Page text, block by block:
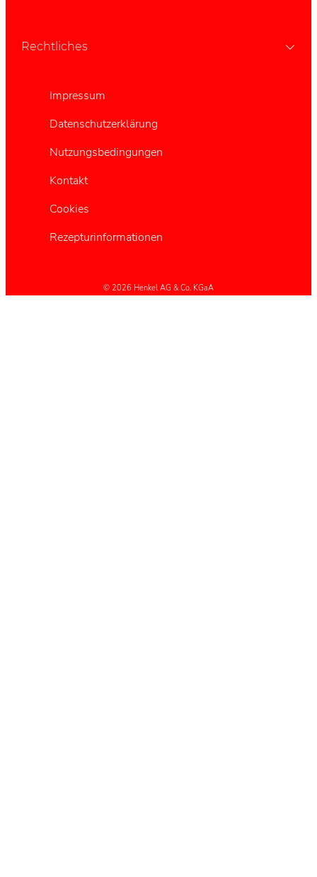
Rechtliches
Impressum
Datenschutzerklärung
Nutzungsbedingungen
Kontakt
Cookies
Rezepturinformationen
© 2026 Henkel AG & Co. KGaA